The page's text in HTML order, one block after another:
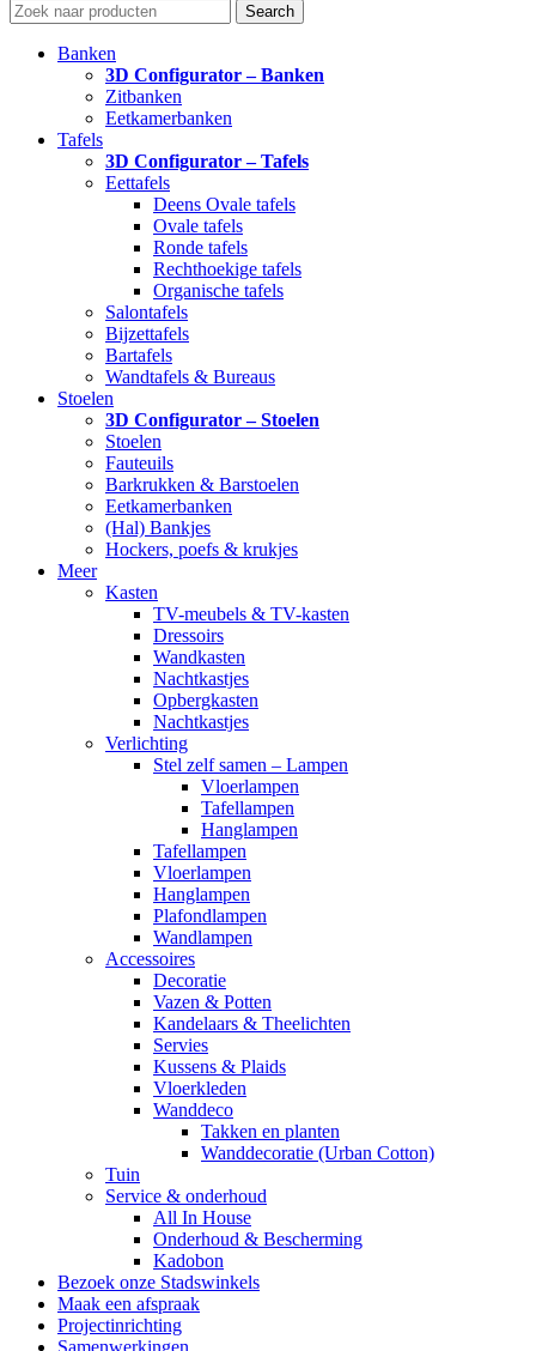
Search
Banken
3D Configurator – Banken
Zitbanken
Eetkamerbanken
Tafels
3D Configurator – Tafels
Eettafels
Deens Ovale tafels
Ovale tafels
Ronde tafels
Rechthoekige tafels
Organische tafels
Salontafels
Bijzettafels
Bartafels
Wandtafels & Bureaus
Stoelen
3D Configurator – Stoelen
Stoelen
Fauteuils
Barkrukken & Barstoelen
Eetkamerbanken
(Hal) Bankjes
Hockers, poefs & krukjes
Meer
Kasten
TV-meubels & TV-kasten
Dressoirs
Wandkasten
Nachtkastjes
Opbergkasten
Nachtkastjes
Verlichting
Stel zelf samen – Lampen
Vloerlampen
Tafellampen
Hanglampen
Tafellampen
Vloerlampen
Hanglampen
Plafondlampen
Wandlampen
Accessoires
Decoratie
Vazen & Potten
Kandelaars & Theelichten
Servies
Kussens & Plaids
Vloerkleden
Wanddeco
Takken en planten
Wanddecoratie (Urban Cotton)
Tuin
Service & onderhoud
All In House
Onderhoud & Bescherming
Kadobon
Bezoek onze Stadswinkels
Maak een afspraak
Projectinrichting